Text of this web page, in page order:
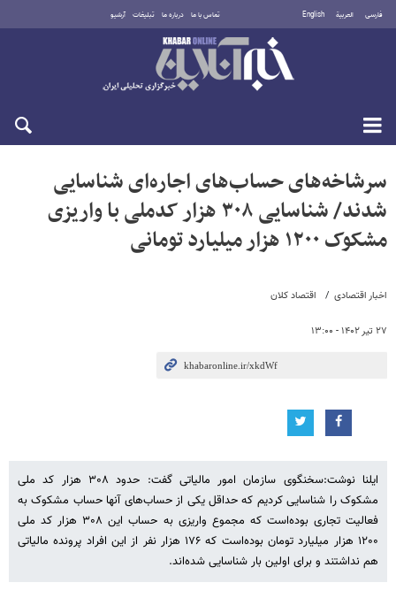
فارسی العربية English تماس با ما درباره ما تبلیغات آرشیو
پنجشنبه ۱۵ مرداد ۱۴۰۵
اخبار اقتصادی اقتصاد کلان
۲۷ تیر ۱۴۰۲ - ۱۳:۰۰
سرشاخه‌های حساب‌های اجاره‌ای شناسایی
شدند/ شناسایی ۳۰۸ هزار کدملی با واریزی
مشکوک ۱۲۰۰ هزار میلیارد تومانی
ایلنا نوشت:سخنگوی سازمان امور مالیاتی گفت: حدود ۳۰۸ هزار کد ملی
مشکوک را شناسایی کردیم که حداقل یکی از حساب‌های آنها حساب مشکوک به
فعالیت تجاری بوده‌است که مجموع واریزی به حساب این ۳۰۸ هزار کد ملی
۱۲۰۰ هزار میلیارد تومان بوده‌است که ۱۷۶ هزار نفر از این افراد پرونده مالیاتی
هم نداشتند و برای اولین بار شناسایی شده‌اند.